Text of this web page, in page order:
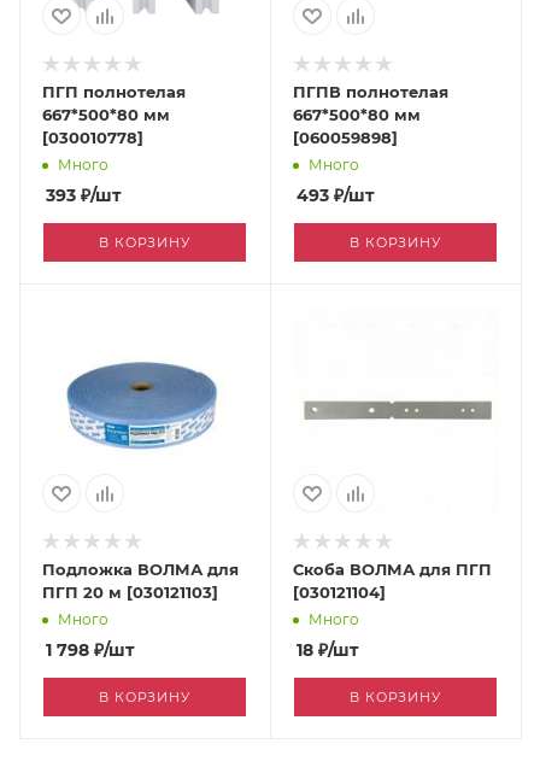
ПГП полнотелая
667*500*80 мм
[030010778]
Много
393 ₽/шт
В КОРЗИНУ
ПГПВ полнотелая
667*500*80 мм
[060059898]
Много
493 ₽/шт
В КОРЗИНУ
Подложка ВОЛМА для
ПГП 20 м [030121103]
Много
1 798 ₽/шт
В КОРЗИНУ
Скоба ВОЛМА для ПГП
[030121104]
Много
18 ₽/шт
В КОРЗИНУ